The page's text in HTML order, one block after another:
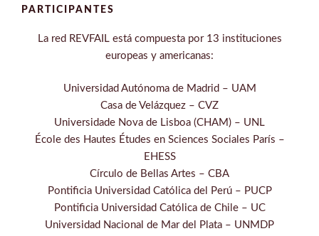
PARTICIPANTES
La red REVFAIL está compuesta por 13 instituciones
europeas y americanas:
Universidad Autónoma de Madrid – UAM
Casa de Velázquez – CVZ
Universidade Nova de Lisboa (CHAM) – UNL
École des Hautes Études en Sciences Sociales París –
EHESS
Círculo de Bellas Artes – CBA
Pontificia Universidad Católica del Perú – PUCP
Pontificia Universidad Católica de Chile – UC
Universidad Nacional de Mar del Plata – UNMDP